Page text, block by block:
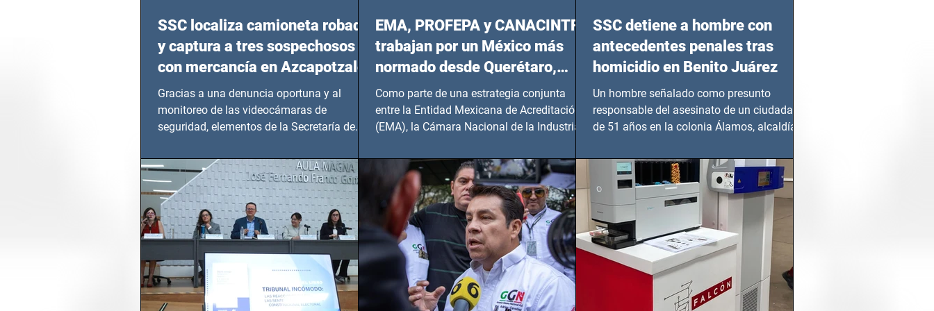
SSC localiza camioneta robada
y captura a tres sospechosos
con mercancía en Azcapotzalco
Gracias a una denuncia oportuna y al
monitoreo de las videocámaras de
seguridad, elementos de la Secretaría de
EMA, PROFEPA y CANACINTRA
trabajan por un México más
normado desde Querétaro,
Hidalgo y BCS
Como parte de una estrategia conjunta
entre la Entidad Mexicana de Acreditación
(EMA), la Cámara Nacional de la Industria
SSC detiene a hombre con
antecedentes penales tras
homicidio en Benito Juárez
Un hombre señalado como presunto
responsable del asesinato de un ciudadano
de 51 años en la colonia Álamos, alcaldía